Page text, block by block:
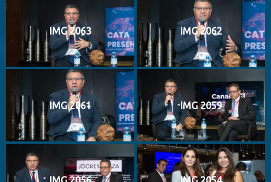
IMG 2063 IMG 2062
IMG 2061 IMG 2059